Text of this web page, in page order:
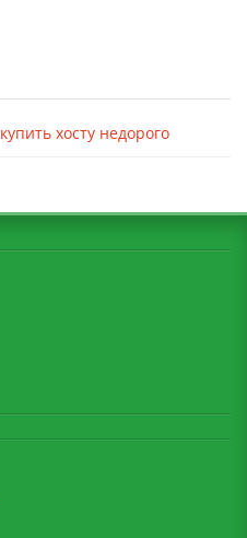
купить хосту недорого